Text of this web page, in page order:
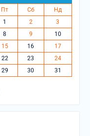
Пт Сб
Нд
1
2
3
8 9
10
15 16
17
22 23
24
29 30 31